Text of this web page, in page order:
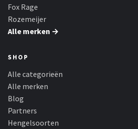
Alle merken →
Fox Rage
Rozemeijer
Alle merken →
SHOP
Alle categorieën
Alle merken
Blog
Partners
Hengelsoorten